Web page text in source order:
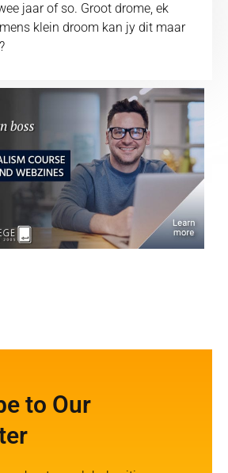
jaar of so. Groot drome, ek
klein droom kan jy dit maar
to Our